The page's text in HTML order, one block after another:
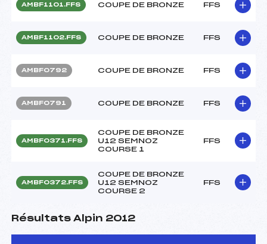
AMBF1101.FFS COUPE DE BRONZE FFS
AMBF1102.FFS COUPE DE BRONZE FFS
AMBF0792 COUPE DE BRONZE FFS
AMBF0791 COUPE DE BRONZE FFS
AMBF0371.FFS
COUPE DE BRONZE
U12 SEMNOZ
COURSE 1
FFS
AMBF0372.FFS
COUPE DE BRONZE
U12 SEMNOZ
COURSE 2
FFS
Résultats Alpin 2012